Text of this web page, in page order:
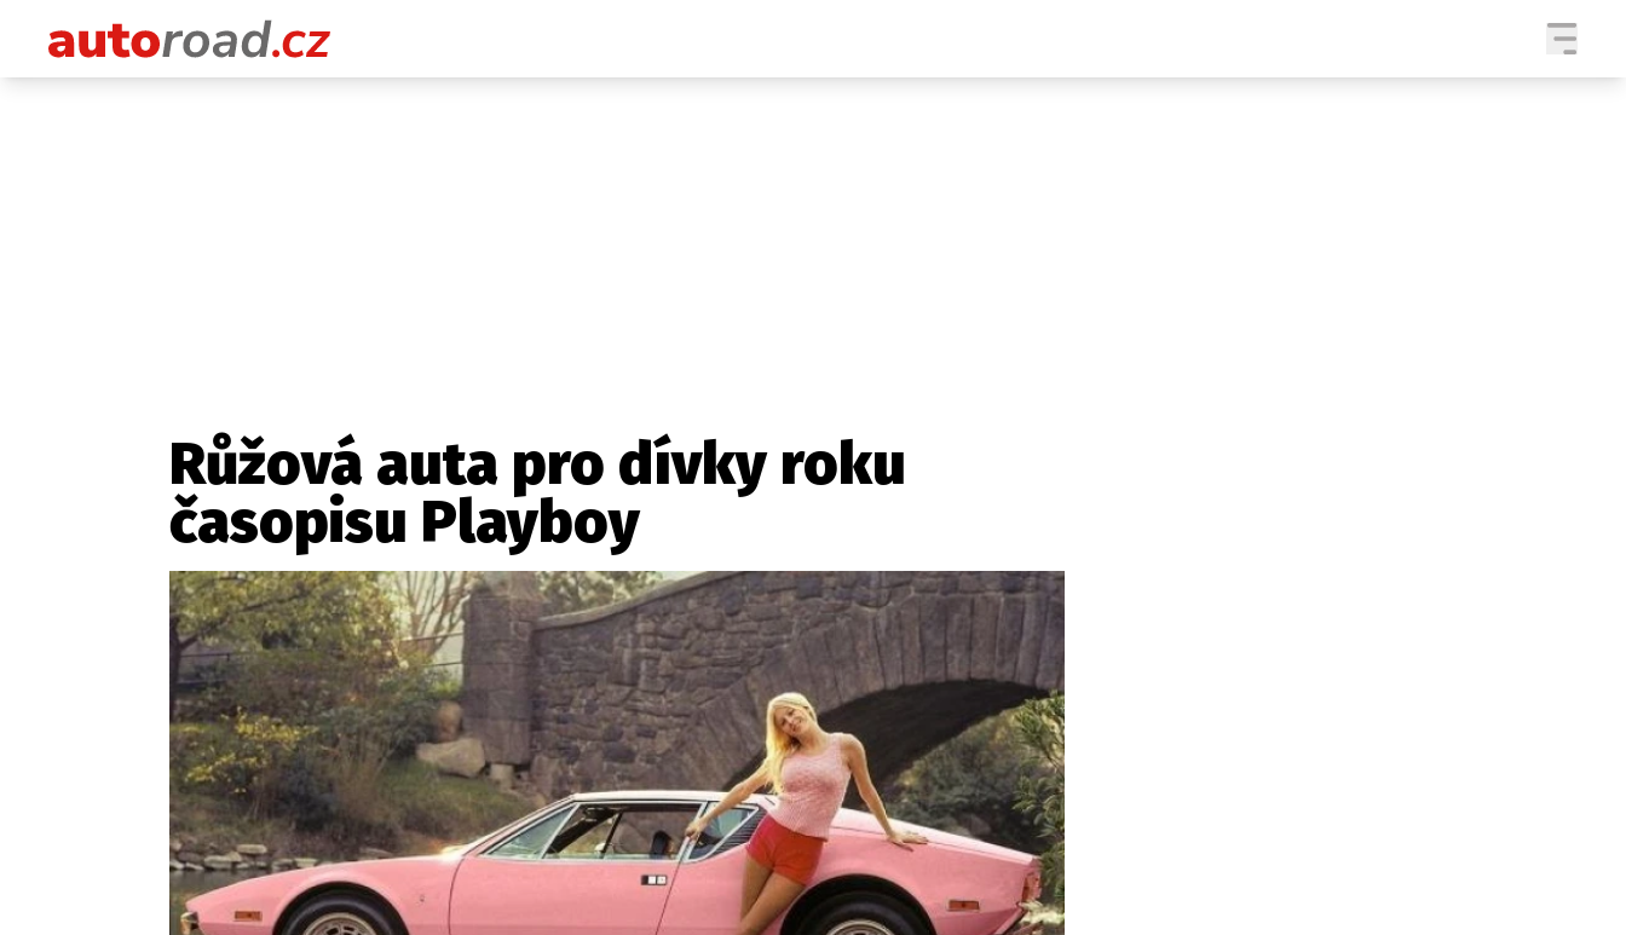
Český trh
Tuning
Profi
Etický kodex Kontakt Vydavatel Inzerce Osobní údaje / Cookies
Provozovatelem serveru autoroad.cz je INCORP MEDIA GROUP s.r.o., IČ: 118 23 054
Růžová auta pro dívky roku
časopisu Playboy